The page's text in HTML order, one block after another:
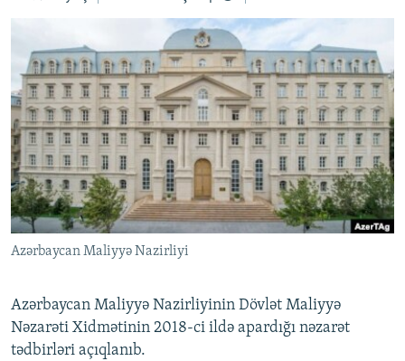
ARAŞDIRMA
MULTIMEDIA
VIDEO
FOTOQALEREYA
İNFOQRAFIKA
KARIKATURA
RADIO ARXIV
OXU ZALI
AZƏRBAYCAN ƏDƏBIYYATI KITABXANASI
İSLAM VƏ DEMOKRATIYA
İZ - MƏDƏNIYYƏT PROQRAMI
HAQQIMIZDA
MISSIYAMIZ
PEŞƏ ETIKASI VƏ JURNALISTIKA STANDARTLARIMIZ
MATERIALLARIMIZDAN ISTIFADƏ
BIZIMLƏ ƏLAQƏ
XƏBƏR BÜLLETENLƏRIMIZ
BIZI IZLƏ
Azərbaycan Maliyyə Nazirliyi
Azərbaycan Maliyyə Nazirliyinin Dövlət Maliyyə
Nəzarəti Xidmətinin 2018-ci ildə apardığı nəzarət
tədbirləri açıqlanıb.